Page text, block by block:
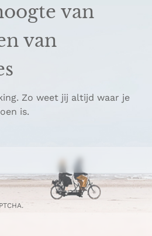
van
van
Zo weet jij altijd waar je
is.